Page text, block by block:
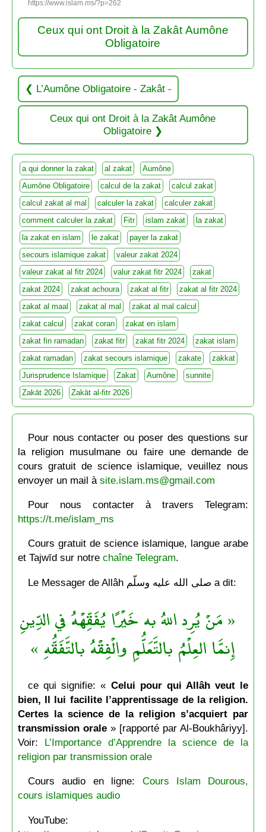
https://www.islam.ms/?p=262
Ceux qui ont Droit à la Zakât Aumône
Obligatoire
L’Aumône Obligatoire - Zakât -
Ceux qui ont Droit à la Zakât Aumône
Obligatoire
a qui donner la zakat al zakat
Aumône
Aumône Obligatoire
calcul de la zakat
calcul zakat
calcul zakat al mal
calculer la zakat
calculer zakat
comment calculer la zakat
Fitr islam zakat
la zakat
la zakat en islam
le zakat
payer la zakat
secours islamique zakat
valeur zakat 2024
valeur zakat al fitr 2024
valur zakat fitr 2024
zakat
zakat 2024
zakat achoura zakat al fitr
zakat al fitr 2024
zakat al maal
zakat al mal
zakat al mal calcul
zakat calcul
zakat coran
zakat en islam
zakat fin ramadan
zakat fitr zakat fitr 2024
zakat islam
zakat ramadan
zakat secours islamique zakate
zakkat
Jurisprudence Islamique
Zakat Aumône
sunnite
Zakāt 2026
Zakāt al-fitr 2026
Pour nous contacter ou poser des questions sur
la religion musulmane ou faire une demande de
cours gratuit de science islamique, veuillez nous
envoyer un mail à site.islam.ms@gmail.com
Pour nous contacter à travers Telegram:
https://t.me/islam_ms
Cours gratuit de science islamique, langue arabe
et Tajwīd sur notre chaîne Telegram.
Le Messager de Allâh صلى الله عليه وسلّم a dit:
« مَنْ يُرِد اللهُ به خَيْرًا يُفَقِّهْهُ في الدِّينِ
إِنمَّا العِلْمُ بالتَّعَلُّمِ والْفِقْهُ بالتَّفَقُّهِ »
ce qui signifie: « Celui pour qui Allâh veut le
bien, Il lui facilite l’apprentissage de la religion.
Certes la science de la religion s’acquiert par
transmission orale» [rapporté par Al-Boukhâriyy].
Voir: L’Importance d’Apprendre la science de la
religion par transmission orale
Cours audio en ligne: Cours Islam Dourous,
cours islamiques audio
YouTube: